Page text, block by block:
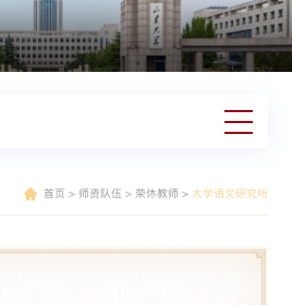
首页 > 师资队伍 > 荣休教师 > 大学语文研究所